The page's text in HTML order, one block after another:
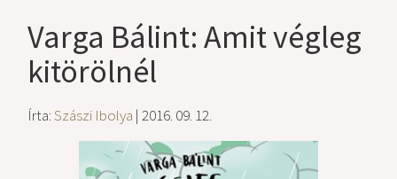
Varga Bálint: Amit végleg
kitörölnél
Írta:Szászi Ibolya | 2016. 09. 12.